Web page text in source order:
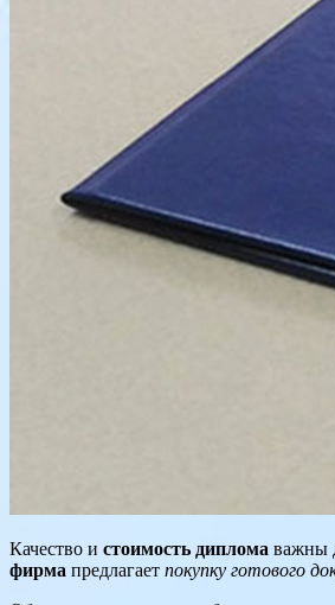
Качество и стоимость диплома важны
фирма предлагает покупку готового